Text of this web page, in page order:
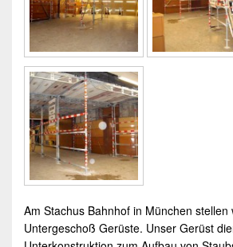
Am Stachus Bahnhof in München stellen
Untergeschoß Gerüste. Unser Gerüst